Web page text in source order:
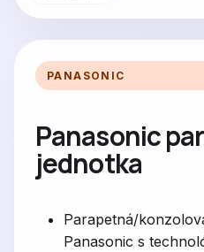
PANASONIC
Panasonic
jednotka
Parapetná/
Panasonic s